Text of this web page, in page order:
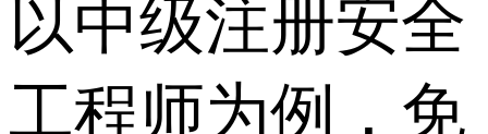
以中级注册安全
工程师为例，免